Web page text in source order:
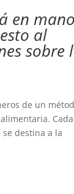
en
al
sobre
de un
Cada
destina a la